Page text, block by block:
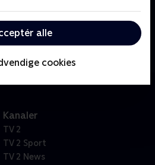
alle
cookies
velkommen til 'Fear
frygt, venskab og viljestyrke
Kanaler
TV 2
TV 2 Sport
TV 2 News